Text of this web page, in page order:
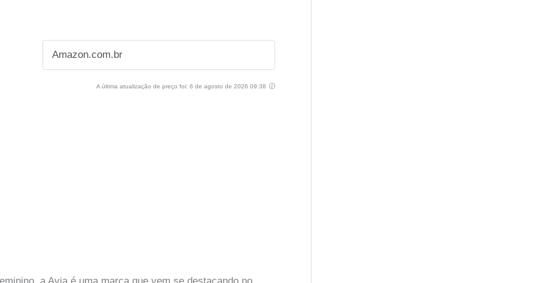
Amazon.com.br
A última atualização de preço foi: 6 de agosto de 2026 09:38
a Avia é uma marca que vem se destacando no